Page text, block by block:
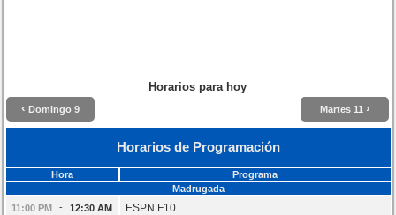
Horarios para hoy
‹ Domingo 9 Martes 11 ›
Horarios de Programación
Hora
Programa
Madrugada
11:00 PM
- 12:30 AM ESPN F10